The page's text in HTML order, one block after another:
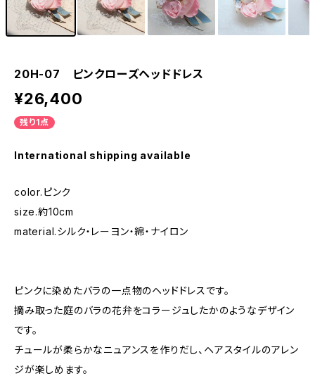
20H-07 ピンクローズヘッドドレス
¥26,400
残り1点
International shipping available
color.ピンク
size.約10cm
material.シルク・レーヨン・綿・ナイロン
ピンクに染めたバラの一点物のヘッドドレスです。
摘み取った庭のバラの花弁をコラージュしたかのようなデザイン
です。
チュールが柔らかなニュアンスを作りだし、ヘアスタイルのアレン
ジが楽しめます。